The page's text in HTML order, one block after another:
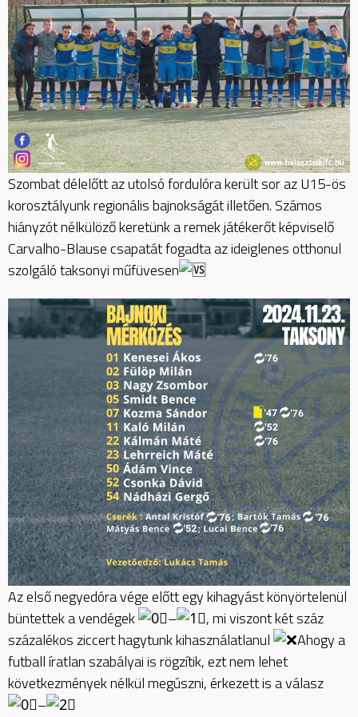
Szombat délelőtt az utolsó fordulóra került sor az U15-ös
korosztályunk regionális bajnokságát illetően. Számos
hiányzót nélkülöző keretünk a remek játékerőt képviselő
Carvalho-Blause csapatát fogadta az ideiglenes otthonul
szolgáló taksonyi műfüvesen
Az első negyedóra vége előtt egy kihagyást könyörtelenül
büntettek a vendégek
–
, mi viszont két száz
százalékos ziccert hagytunk kihasználatlanul
Ahogy a
futball íratlan szabályaiis rögzítik, ezt nem lehet
következmények nélkül megúszni, érkezett is a válasz
–